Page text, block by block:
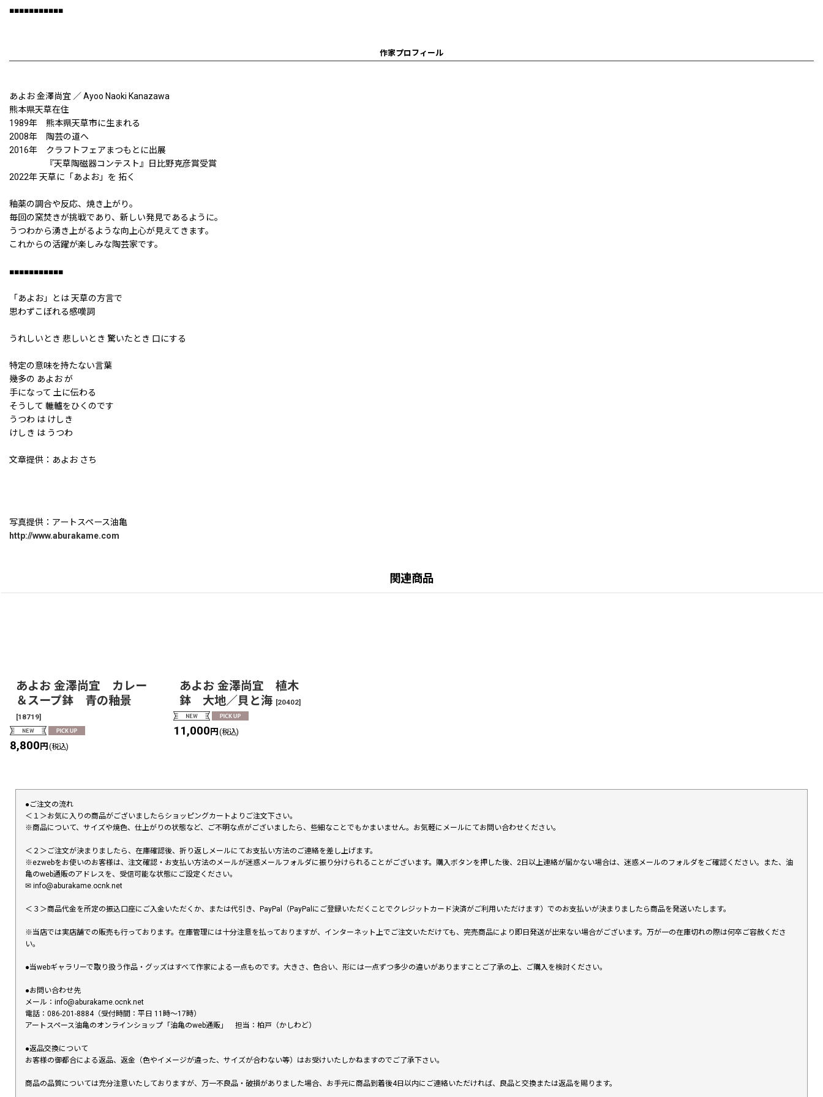
■■■■■■■■■■■
作家プロフィール
あよお 金澤尚宜 ／ Ayoo Naoki Kanazawa
熊本県天草在住
1989年 熊本県天草市に生まれる
2008年 陶芸の道へ
2016年 クラフトフェアまつもとに出展
『天草陶磁器コンテスト』日比野克彦賞受賞
2022年 天草に「あよお」を 拓く
釉薬の調合や反応、焼き上がり。
毎回の窯焚きが挑戦であり、新しい発見であるように。
うつわから湧き上がるような向上心が見えてきます。
これからの活躍が楽しみな陶芸家です。
■■■■■■■■■■■
「あよお」とは 天草の方言で
思わずこぼれる感嘆詞
うれしいとき 悲しいとき 驚いたとき 口にする
特定の意味を持たない言葉
幾多の あよお が
手になって 土に伝わる
そうして 轆轤をひくのです
うつわ は けしき
けしき は うつわ
文章提供：あよお さち
写真提供：アートスペース油亀
http://www.aburakame.com
関連商品
あよお 金澤尚宜 カレー
＆スープ鉢 青の釉景
[18719]
8,800円 (税込)
あよお 金澤尚宜 植木
鉢 大地／貝と海 [20402]
11,000円 (税込)
●ご注文の流れ
＜１＞お気に入りの商品がございましたらショッピングカートよりご注文下さい。
※商品について、サイズや焼色、仕上がりの状態など、ご不明な点がございましたら、些細なことでもかまいません。お気軽にメールにてお問い合わせください。
＜２＞ご注文が決まりましたら、在庫確認後、折り返しメールにてお支払い方法のご連絡を差し上げます。
※ezwebをお使いのお客様は、注文確認・お支払い方法のメールが迷惑メールフォルダに振り分けられることがございます。購入ボタンを押した後、2日以上連絡が届かない場合は、迷惑メールのフォルダをご確認ください。また、油
亀のweb通販のアドレスを、受信可能な状態にご設定ください。
✉︎ info@aburakame.ocnk.net
＜３＞商品代金を所定の振込口座にご入金いただくか、または代引き、PayPal（PayPalにご登録いただくことでクレジットカード決済がご利用いただけます）でのお支払いが決まりましたら商品を発送いたします。
※当店では実店舗での販売も行っております。在庫管理には十分注意を払っておりますが、インターネット上でご注文いただけても、完売商品により即日発送が出来ない場合がございます。万が一の在庫切れの際は何卒ご容赦くださ
い。
●当webギャラリーで取り扱う作品・グッズはすべて作家による一点ものです。大きさ、色合い、形には一点ずつ多少の違いがありますことご了承の上、ご購入を検討ください。
●お問い合わせ先
メール：info@aburakame.ocnk.net
電話：086-201-8884（受付時間：平日 11時〜17時）
アートスペース油亀のオンラインショップ「油亀のweb通販」 担当：柏戸（かしわど）
●返品交換について
お客様の御都合による返品、返金（色やイメージが違った、サイズが合わない等）はお受けいたしかねますのでご了承下さい。
商品の品質については充分注意いたしておりますが、万一不良品・破損がありました場合、お手元に商品到着後4日以内にご連絡いただければ、良品と交換または返品を賜ります。